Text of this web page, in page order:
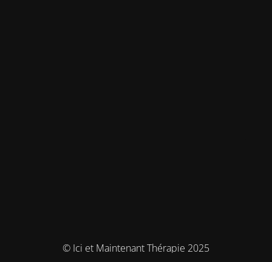
© Ici et Maintenant Thérapie 2025